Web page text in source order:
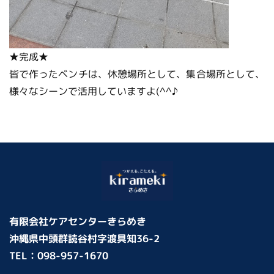
★完成★
皆で作ったベンチは、休憩場所として、集合場所として、
様々なシーンで活用していますよ(^^♪
有限会社ケアセンターきらめき
沖縄県中頭群読谷村字渡具知36-2
TEL： 098-957-1670